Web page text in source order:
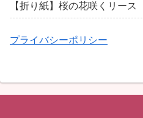
【折り紙】桜の花咲くリース
プライバシーポリシー